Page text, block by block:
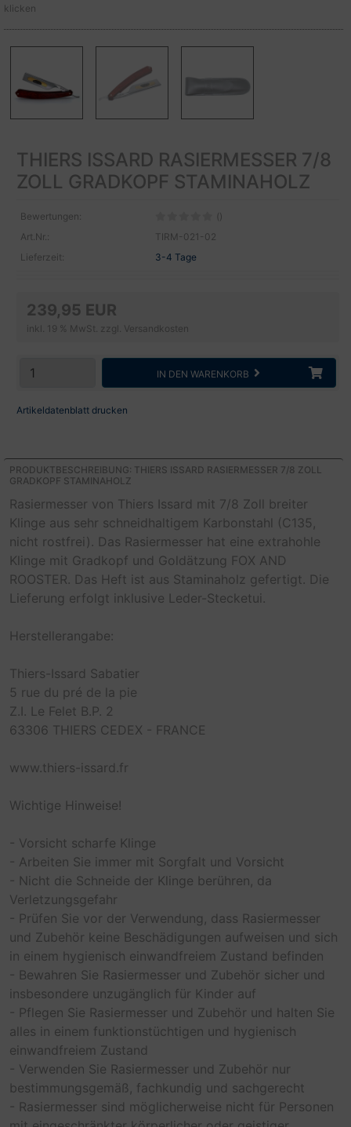
klicken
THIERS ISSARD RASIERMESSER 7/8
ZOLL GRADKOPF STAMINAHOLZ
Bewertungen:
()
Art.Nr.:
TIRM-021-02
Lieferzeit:
3-4 Tage
239,95 EUR
inkl. 19 % MwSt. zzgl. Versandkosten
IN DEN WARENKORB
Artikeldatenblatt drucken
PRODUKTBESCHREIBUNG: THIERS ISSARD RASIERMESSER 7/8 ZOLL
GRADKOPF STAMINAHOLZ
Rasiermesser von Thiers Issard mit 7/8 Zoll breiter
Klinge aus sehr schneidhaltigem Karbonstahl (C135,
nicht rostfrei). Das Rasiermesser hat eine extrahohle
Klinge mit Gradkopf und Goldätzung FOX AND
ROOSTER. Das Heft ist aus Staminaholz gefertigt. Die
Lieferung erfolgt inklusive Leder-Stecketui.
Herstellerangabe:
Thiers-Issard Sabatier
5 rue du pré de la pie
Z.I. Le Felet B.P. 2
63306 THIERS CEDEX - FRANCE
www.thiers-issard.fr
Wichtige Hinweise!
- Vorsicht scharfe Klinge
- Arbeiten Sie immer mit Sorgfalt und Vorsicht
- Nicht die Schneide der Klinge berühren, da
Verletzungsgefahr
- Prüfen Sie vor der Verwendung, dass Rasiermesser
und Zubehör keine Beschädigungen aufweisen und sich
in einem hygienisch einwandfreiem Zustand befinden
- Bewahren Sie Rasiermesser und Zubehör sicher und
insbesondere unzugänglich für Kinder auf
- Pflegen Sie Rasiermesser und Zubehör und halten Sie
alles in einem funktionstüchtigen und hygienisch
einwandfreiem Zustand
- Verwenden Sie Rasiermesser und Zubehör nur
bestimmungsgemäß, fachkundig und sachgerecht
- Rasiermesser sind möglicherweise nicht für Personen